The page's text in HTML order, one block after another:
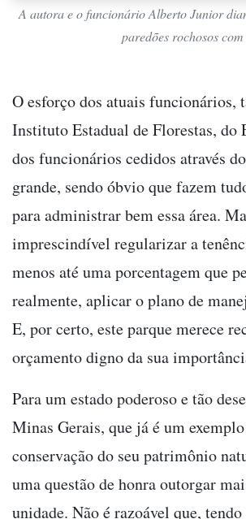
A autora e o funcionário Alberto Junior
paredões rochosos
O esforço dos atuais funcionários,
Instituto Estadual de Florestas, do
dos funcionários cedidos através
grande, sendo óbvio que fazem
para administrar bem essa área.
imprescindível regularizar a
menos até uma porcentagem que
realmente, aplicar o plano de
E, por certo, este parque merece
orçamento digno da sua
Para um estado poderoso e tão
Minas Gerais, que já é um
conservação do seu patrimônio
uma questão de honra outorgar
unidade. Não é razoável que,